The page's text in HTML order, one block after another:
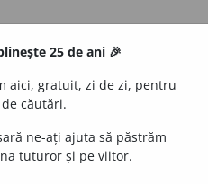
25 de ani 🎉
aici, gratuit, zi de zi, pentru
căutări.
ne-ați ajuta să păstrăm
tuturor și pe viitor.